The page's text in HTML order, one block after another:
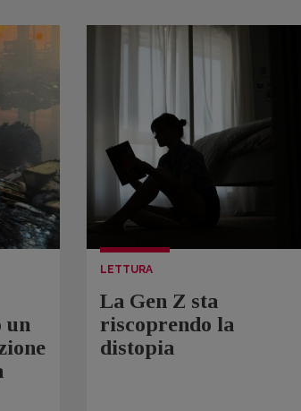
un
LETTURA
La Gen Z sta
riscoprendo la
distopia